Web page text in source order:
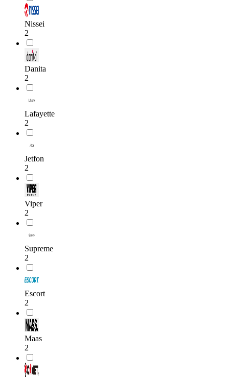
Nissei
2
Danita
2
Lafayette
2
Jetfon
2
Viper
2
Supreme
2
Escort
2
Maas
2